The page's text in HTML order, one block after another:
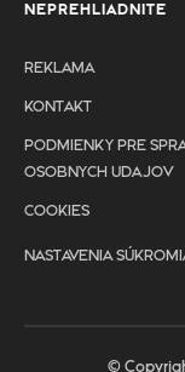
NEPREHLIADNITE
REKLAMA
KONTAKT
PODMIENKY PRE
OSOBNYCH UDAJOV
COOKIES
NASTAVENIA
©